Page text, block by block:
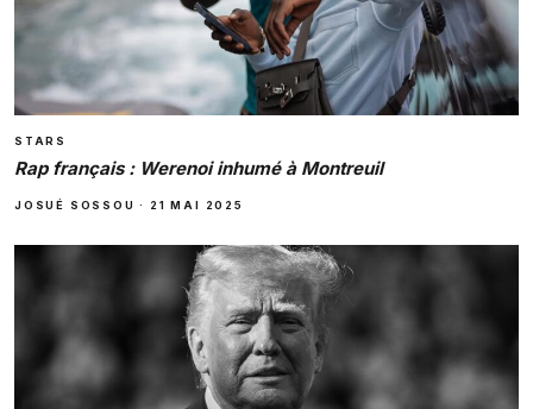
STARS
Rap français : Werenoi inhumé à Montreuil
JOSUÉ SOSSOU · 21 MAI 2025